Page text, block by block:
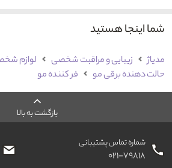
شما اینجا هستید
مدیاژ زیبایی و مراقبت شخصی
لوازم
حالت دهنده برقی مو
فر کننده مو
بازگشت به بالا
شماره تماس پشتیبانی
۰۲۱-۷۹۸۱۸